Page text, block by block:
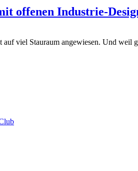
offenen Industrie-
auf viel Stauraum angewiesen. Und